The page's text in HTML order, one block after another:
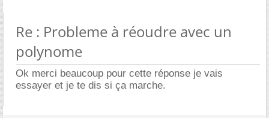
Re : Probleme à réoudre avec un
polynome
Ok merci beaucoup pour cette réponse je vais
essayer et je te dis si ça marche.